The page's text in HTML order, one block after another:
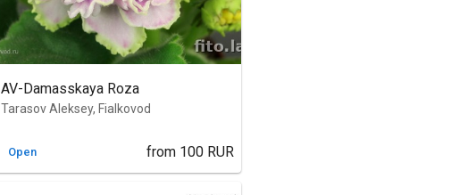
AV-Damasskaya Roza
Tarasov Aleksey, Fialkovod
Open from 100 RUR